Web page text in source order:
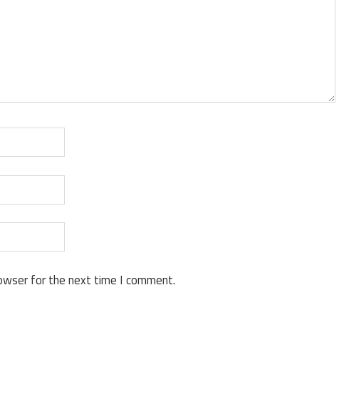
for the next time I comment.